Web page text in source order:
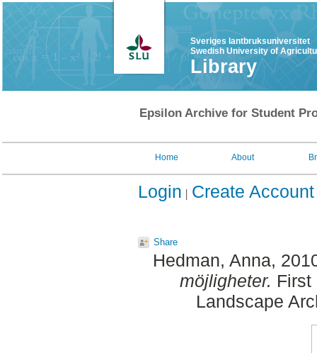
Sveriges lantbruksuniversitet
Swedish University of
Library
Epsilon Archive for Student
Home About
Login Create Account
Share
Hedman, Anna,
möjligheter. First
Landscape